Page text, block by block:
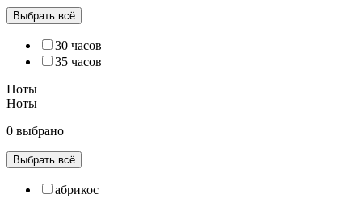
Выбрать всё
30 часов
35 часов
Ноты
Ноты
0 выбрано
Выбрать всё
абрикос